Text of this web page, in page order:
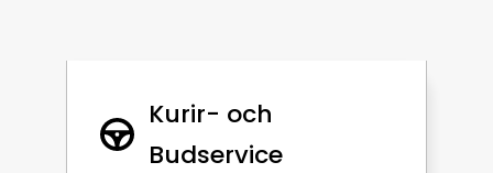
Kurir- och
Budservice